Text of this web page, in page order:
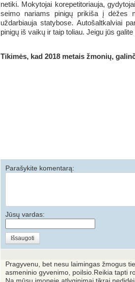
netiki. Mokytojai korepetitoriauja,
seimo nariams pinigų prikiša į dėžes
uždarbiauja statybose. Autošaltkalviai
pinigų iš vaikų ir taip toliau. Jeigu jūs
Tikimės, kad 2018 metais žmonių,
Parašykite komentarą:
Jūsų vardas:
Išsaugoti
Pragyvenu, bet nesu laimingas žmogus
asmeninio gyvenimo, poilsio.Reikia tapti